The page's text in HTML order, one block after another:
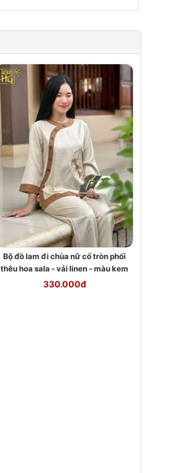
Bộ đồ lam đi chùa nữ cổ tròn phối
thêu hoa sala - vải linen - màu kem
330.000đ